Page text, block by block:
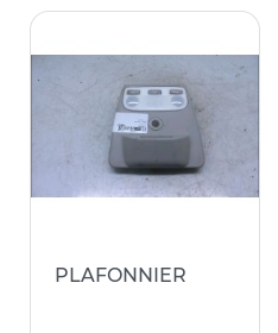
PLAFONNIER